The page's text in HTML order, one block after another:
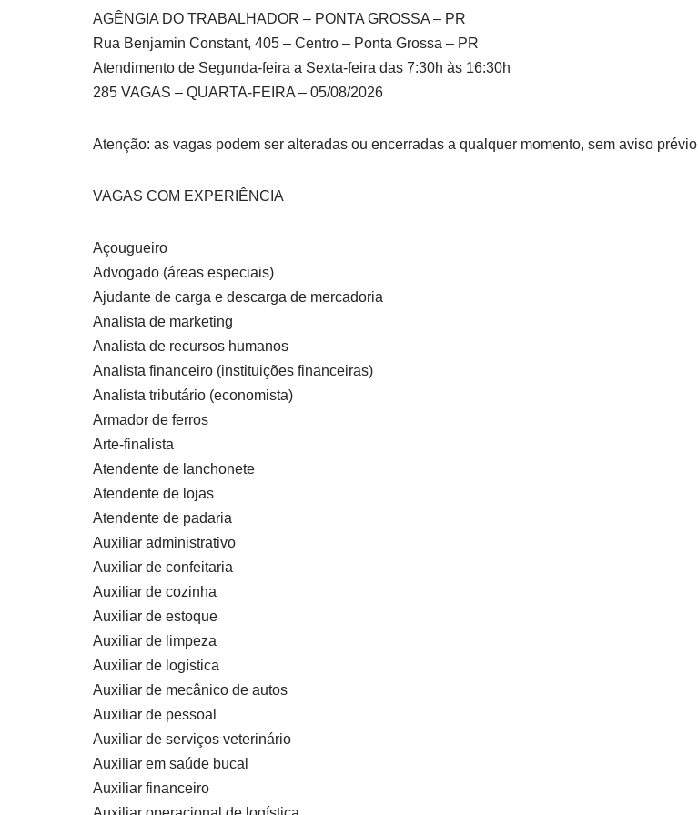
AGÊNGIA DO TRABALHADOR – PONTA GROSSA – PR
Rua Benjamin Constant, 405 – Centro – Ponta Grossa – PR
Atendimento de Segunda-feira a Sexta-feira das 7:30h às 16:30h
285 VAGAS – QUARTA-FEIRA – 05/08/2026
Atenção: as vagas podem ser alteradas ou encerradas a qualquer momento, sem aviso prévio
VAGAS COM EXPERIÊNCIA
Açougueiro
Advogado (áreas especiais)
Ajudante de carga e descarga de mercadoria
Analista de marketing
Analista de recursos humanos
Analista financeiro (instituições financeiras)
Analista tributário (economista)
Armador de ferros
Arte-finalista
Atendente de lanchonete
Atendente de lojas
Atendente de padaria
Auxiliar administrativo
Auxiliar de confeitaria
Auxiliar de cozinha
Auxiliar de estoque
Auxiliar de limpeza
Auxiliar de logística
Auxiliar de mecânico de autos
Auxiliar de pessoal
Auxiliar de serviços veterinário
Auxiliar em saúde bucal
Auxiliar financeiro